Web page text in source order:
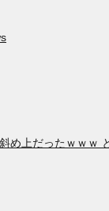
め上だったｗｗｗ